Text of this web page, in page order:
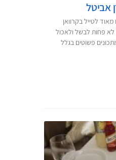
אביטל
לטייל בקרוואן
לא פחות לבשל ולאכול
פשוטים בגלל